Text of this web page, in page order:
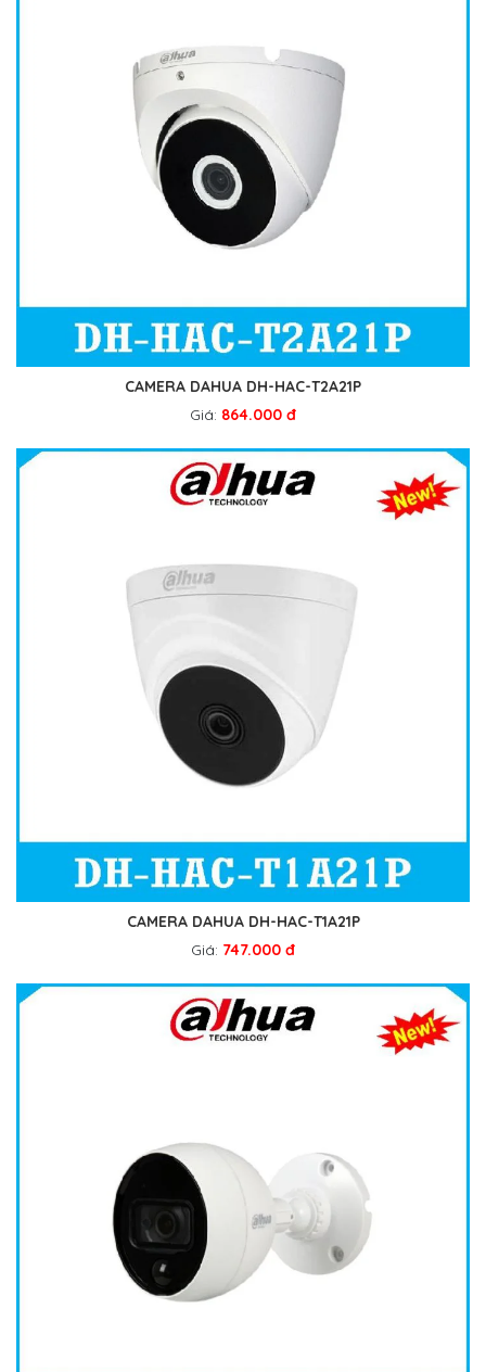
CAMERA DAHUA DH-HAC-T2A21P
Giá: 864.000 đ
CAMERA DAHUA DH-HAC-T1A21P
Giá: 747.000 đ